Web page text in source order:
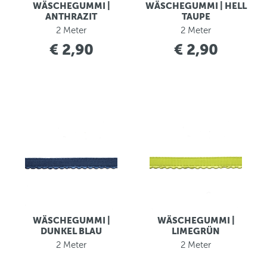
WÄSCHEGUMMI |
ANTHRAZIT
2 Meter
€ 2,90
WÄSCHEGUMMI | HELL
TAUPE
2 Meter
€ 2,90
WÄSCHEGUMMI |
DUNKEL BLAU
2 Meter
WÄSCHEGUMMI |
LIMEGRÜN
2 Meter